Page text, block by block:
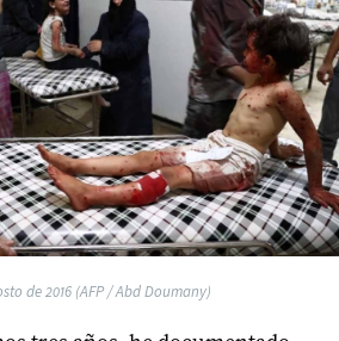
de 2016 (AFP / Abd Doumany)